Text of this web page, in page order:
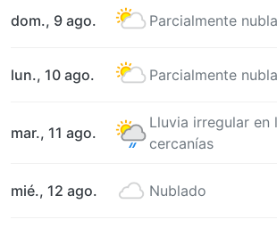
dom., 9 ago. Parcialmente
lun., 10 ago. Parcialmente
mar., 11 ago.
Lluvia irregular en
cercanías
mié., 12 ago. Nublado